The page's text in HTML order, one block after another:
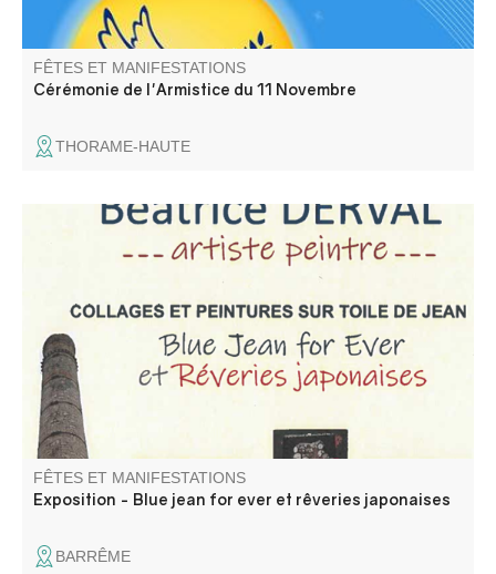
FÊTES ET MANIFESTATIONS
Cérémonie de l'Armistice du 11 Novembre
THORAME-HAUTE
Venez découvrir les collages et peintures sur toile de jean
FÊTES ET MANIFESTATIONS
Exposition - Blue jean for ever et rêveries japonaises
BARRÊME